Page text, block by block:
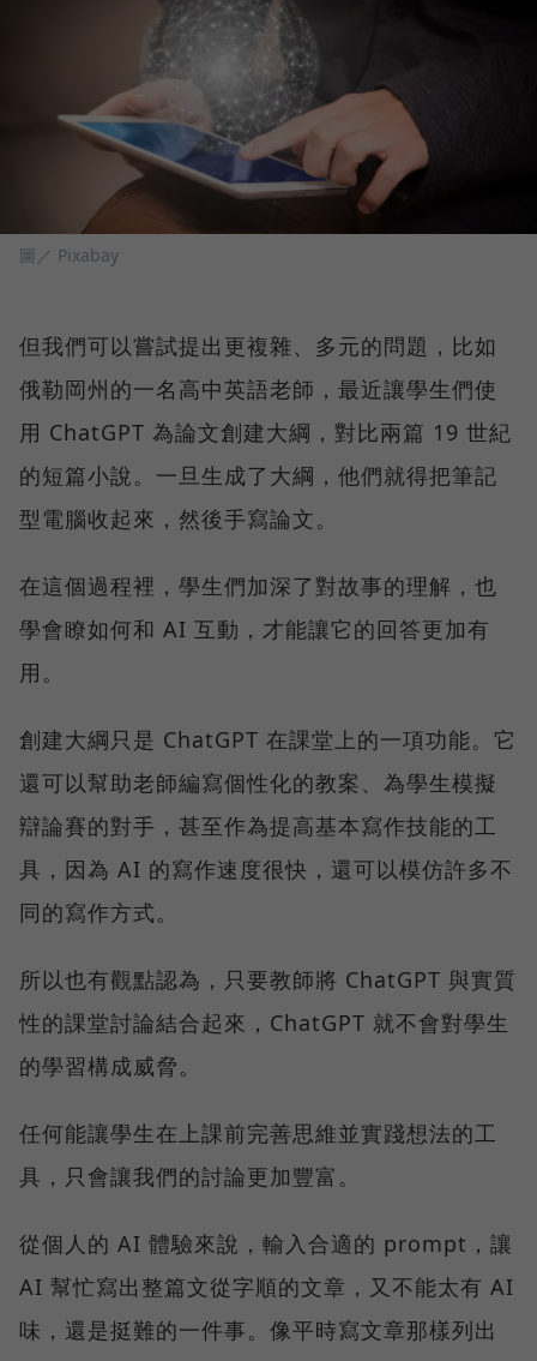
圖／ Pixabay
但我們可以嘗試提出更複雜、多元的問題，比如
俄勒岡州的一名高中英語老師，最近讓學生們使
用 ChatGPT 為論文創建大綱，對比兩篇 19 世紀
的短篇小說。一旦生成了大綱，他們就得把筆記
型電腦收起來，然後手寫論文。
在這個過程裡，學生們加深了對故事的理解，也
學會瞭如何和 AI 互動，才能讓它的回答更加有
用。
創建大綱只是 ChatGPT 在課堂上的一項功能。它
還可以幫助老師編寫個性化的教案、為學生模擬
辯論賽的對手，甚至作為提高基本寫作技能的工
具，因為 AI 的寫作速度很快，還可以模仿許多不
同的寫作方式。
所以也有觀點認為，只要教師將 ChatGPT 與實質
性的課堂討論結合起來，ChatGPT 就不會對學生
的學習構成威脅。
任何能讓學生在上課前完善思維並實踐想法的工
具，只會讓我們的討論更加豐富。
從個人的 AI 體驗來說，輸入合適的 prompt，讓
AI 幫忙寫出整篇文從字順的文章，又不能太有 AI
味，還是挺難的一件事。像平時寫文章那樣列出